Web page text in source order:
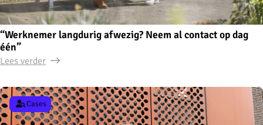
“Werknemer langdurig afwezig? Neem al contact op dag
één”
Lees verder
Cases